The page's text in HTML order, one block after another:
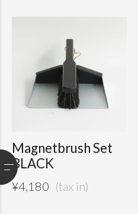
Magnetbrush Set
BLACK
¥4,180